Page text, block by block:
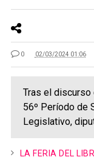
0 02/03/2024 01:06
Tras el discurso
56º Período de
Legislativo,
LA FERIA DEL